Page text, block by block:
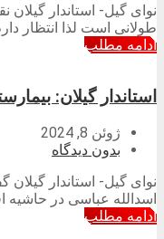
نوای گیل- استاندار
طولانی‌ است لذا انتظار دارم ۸۵ هکتار کارخانه پوشش به طور کامل احیا شده و به یک شهرک مبدل
ادامه مطلب
استاندار گیلان:
ژوئن 8, 2024
بدون دیدگاه
اسدالله عباسی در حاشیه
ادامه مطلب